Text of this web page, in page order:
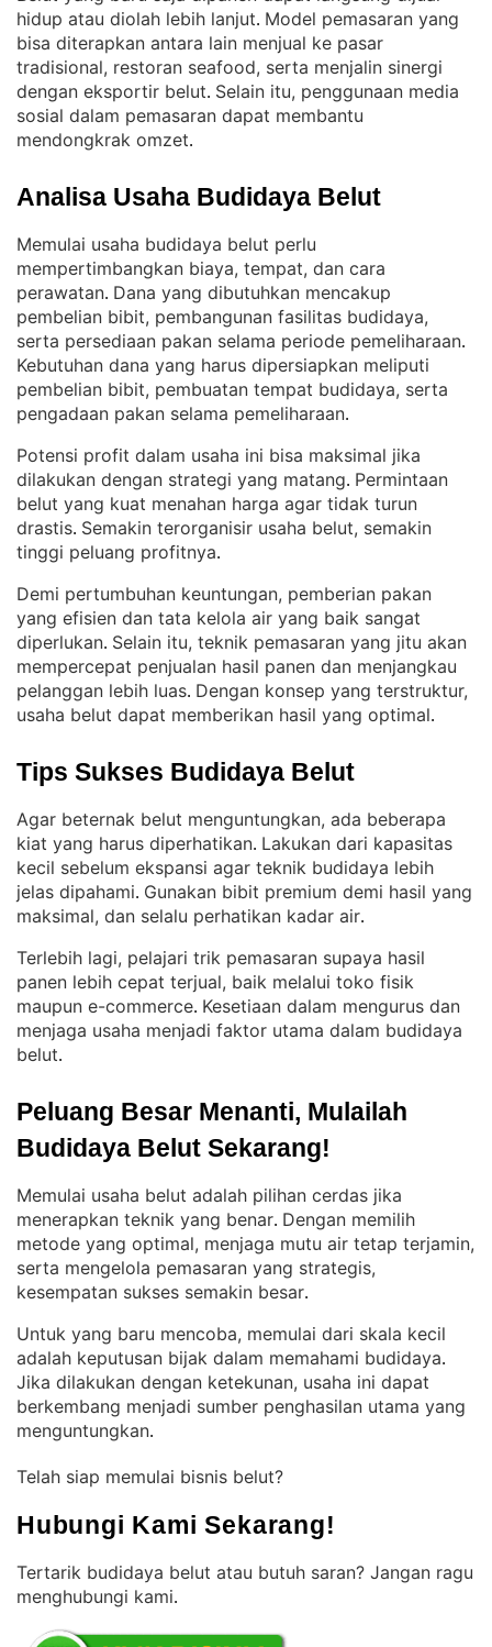
hidup atau diolah lebih lanjut. Model pemasaran yang
bisa diterapkan antara lain menjual ke pasar
tradisional, restoran seafood, serta menjalin sinergi
dengan eksportir belut. Selain itu, penggunaan media
sosial dalam pemasaran dapat membantu
mendongkrak omzet.
Analisa Usaha Budidaya Belut
Memulai usaha budidaya belut perlu
mempertimbangkan biaya, tempat, dan cara
perawatan. Dana yang dibutuhkan mencakup
pembelian bibit, pembangunan fasilitas budidaya,
serta persediaan pakan selama periode pemeliharaan
Kebutuhan dana yang harus dipersiapkan meliputi
pembelian bibit, pembuatan tempat budidaya, serta
pengadaan pakan selama pemeliharaan.
Potensi profit dalam usaha ini bisa maksimal jika
dilakukan dengan strategi yang matang. Permintaan
belut yang kuat menahan harga agar tidak turun
drastis. Semakin terorganisir usaha belut, semakin
tinggi peluang profitnya.
Demi pertumbuhan keuntungan, pemberian pakan
yang efisien dan tata kelola air yang baik sangat
diperlukan. Selain itu, teknik pemasaran yang jitu akan
mempercepat penjualan hasil panen dan menjangkau
pelanggan lebih luas. Dengan konsep yang terstruktur,
usaha belut dapat memberikan hasil yang optimal.
Tips Sukses Budidaya Belut
Agar beternak belut menguntungkan, ada beberapa
kiat yang harus diperhatikan. Lakukan dari kapasitas
kecil sebelum ekspansi agar teknik budidaya lebih
jelas dipahami. Gunakan bibit premium demi hasil yang
maksimal, dan selalu perhatikan kadar air.
Terlebih lagi, pelajari trik pemasaran supaya hasil
panen lebih cepat terjual, baik melalui toko fisik
maupun e-commerce. Kesetiaan dalam mengurus dan
menjaga usaha menjadi faktor utama dalam budidaya
belut.
Peluang Besar Menanti, Mulailah
Budidaya Belut Sekarang!
Memulai usaha belut adalah pilihan cerdas jika
menerapkan teknik yang benar. Dengan memilih
metode yang optimal, menjaga mutu air tetap terjamin,
serta mengelola pemasaran yang strategis,
kesempatan sukses semakin besar.
Untuk yang baru mencoba, memulai dari skala kecil
adalah keputusan bijak dalam memahami budidaya
Jika dilakukan dengan ketekunan, usaha ini dapat
berkembang menjadi sumber penghasilan utama yang
menguntungkan.
Telah siap memulai bisnis belut?
Hubungi Kami Sekarang!
Tertarik budidaya belut atau butuh saran? Jangan ragu
menghubungi kami.